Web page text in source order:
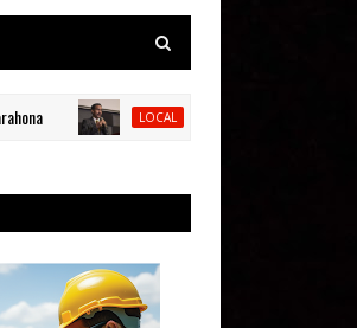
LOCAL Muere hermana del catedrático